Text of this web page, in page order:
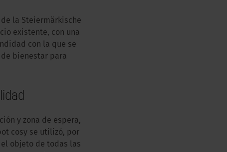
la Steiermärkische
existente, con una
con la que se
bienestarpara
y zona de espera,
cosy se utilizó, por
el objeto de todas las